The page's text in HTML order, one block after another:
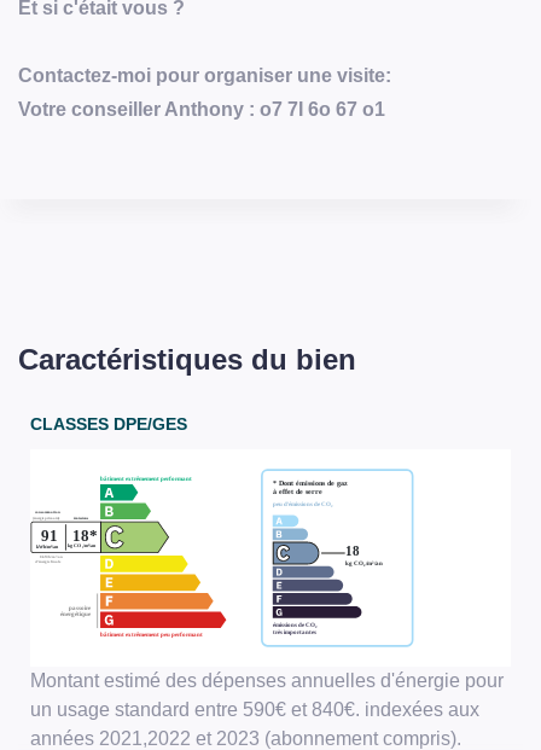
Et si c'était vous ?
Contactez-moi pour organiser une visite:
Votre conseiller Anthony : o7 7I 6o 67 o1
Caractéristiques du bien
CLASSES DPE/GES
Montant estimé des dépenses annuelles d'énergie pour
un usage standard entre 590€ et 840€. indexées aux
années 2021,2022 et 2023 (abonnement compris).